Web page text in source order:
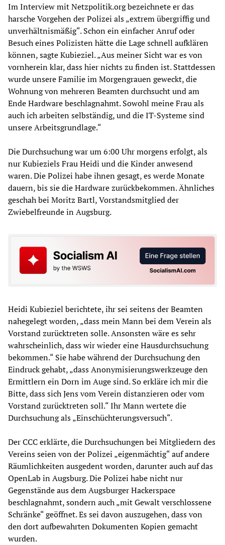
Im Interview mit Netzpolitik.org bezeichnete er das
harsche Vorgehen der Polizei als „extrem übergriffig und
unverhältnismäßig“. Schon ein einfacher Anruf oder
Besuch eines Polizisten hätte die Lage schnell aufklären
können, sagte Kubieziel. „Aus meiner Sicht war es von
vornherein klar, dass hier nichts zu finden ist. Stattdessen
wurde unsere Familie im Morgengrauen geweckt, die
Wohnung von mehreren Beamten durchsucht und am
Ende Hardware beschlagnahmt. Sowohl meine Frau als
auch ich arbeiten selbständig, und die IT-Systeme sind
unsere Arbeitsgrundlage.“
Die Durchsuchung war um 6:00 Uhr morgens erfolgt, als
nur Kubieziels Frau Heidi und die Kinder anwesend
waren. Die Polizei habe ihnen gesagt, es werde Monate
dauern, bis sie die Hardware zurückbekommen. Ähnliches
geschah bei Moritz Bartl, Vorstandsmitglied der
Zwiebelfreunde in Augsburg.
Heidi Kubieziel berichtete, ihr sei seitens der Beamten
nahegelegt worden, „dass mein Mann bei dem Verein als
Vorstand zurücktreten solle. Ansonsten wäre es sehr
wahrscheinlich, dass wir wieder eine Hausdurchsuchung
bekommen.“ Sie habe während der Durchsuchung den
Eindruck gehabt, „dass Anonymisierungswerkzeuge den
Ermittlern ein Dorn im Auge sind. So erkläre ich mir die
Bitte, dass sich Jens vom Verein distanzieren oder vom
Vorstand zurücktreten soll.“ Ihr Mann wertete die
Durchsuchung als „Einschüchterungsversuch“.
Der CCC erklärte, die Durchsuchungen bei Mitgliedern des
Vereins seien von der Polizei „eigenmächtig“ auf andere
Räumlichkeiten ausgedent worden, darunter auch auf das
OpenLab in Augsburg. Die Polizei habe nicht nur
Gegenstände aus dem Augsburger Hackerspace
beschlagnahmt, sondern auch „mit Gewalt verschlossene
Schränke“ geöffnet. Es sei davon auszugehen, dass von
den dort aufbewahrten Dokumenten Kopien gemacht
wurden.